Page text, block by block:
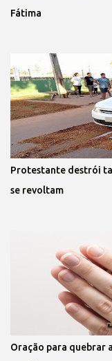
Fátima
Protestante destrói
se revoltam
Oração para quebrar